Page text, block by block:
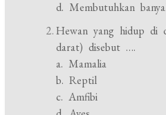
d. Membutuhkan
Hewan yang hidup di
darat) disebut ….
a. Mamalia
b. Reptil
c. Amfibi